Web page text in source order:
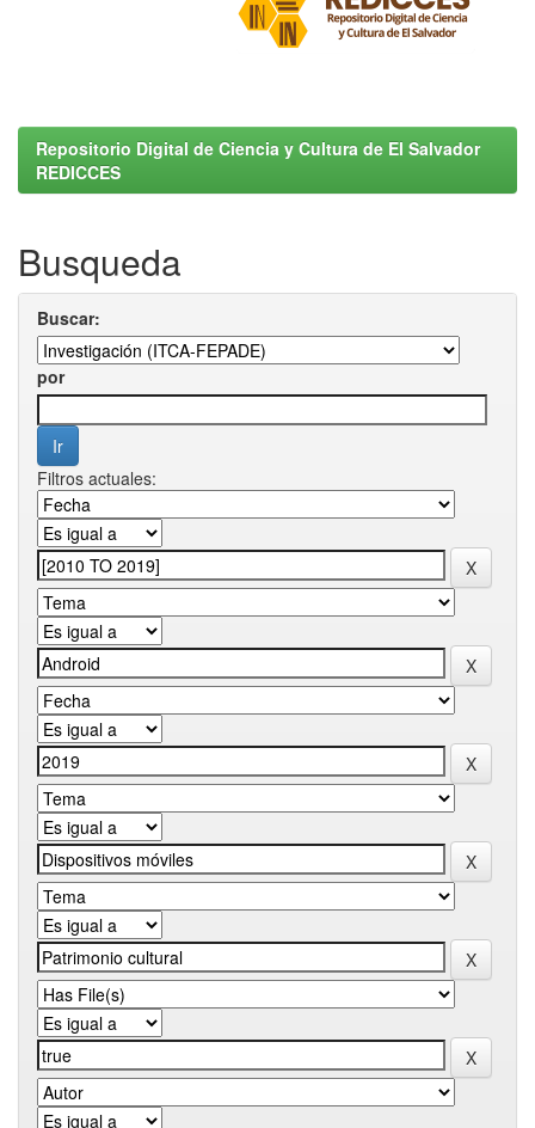
Repositorio Digital de Ciencia y Cultura de El Salvador
REDICCES
Busqueda
Buscar:
por
Filtros actuales: